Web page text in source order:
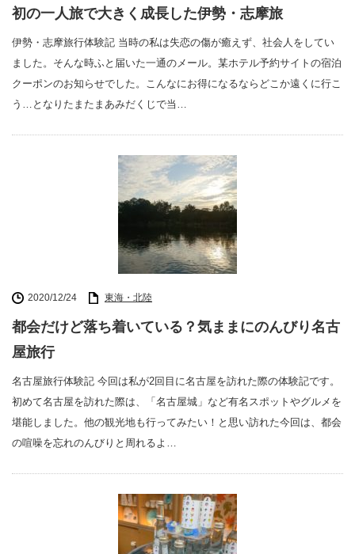
初の一人旅で大きく成長した伊勢・志摩旅
伊勢・志摩旅行体験記 当時の私は失恋の傷が癒えず、社会人をしてい
ました。そんな時ふと届いた一通のメール。某ホテル予約サイトの宿泊
クーポンのお知らせでした。こんなにお得になるならどこか遠くに行こ
う…となりたまたまあみだくじで当…
2020/12/24 東海・北陸
都会だけど落ち着いている？気ままにのんびり名古
屋旅行
名古屋旅行体験記 今回は私が2回目に名古屋を訪れた際の体験記です。
初めて名古屋を訪れた際は、「名古屋城」など有名スポットやグルメを
堪能しました。他の観光地も行ってみたい！と思い訪れた今回は、都会
の喧噪を忘れのんびりと周れるよ…